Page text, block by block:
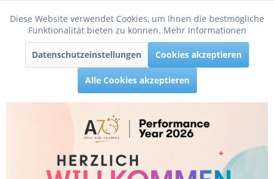
Menü
Funktionale Aktiv
Tracking Inaktiv
Diese Website verwendet Cookies, um Ihnen die bestmögliche
Funktionalität bieten zu können. Mehr Informationen
Datenschutzeinstellungen Cookies akzeptieren
Alle Cookies akzeptieren